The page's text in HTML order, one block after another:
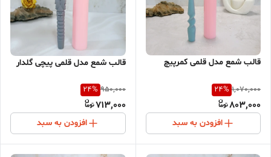
قالب شمع مدل قلمی کمرپیچ
1,070,000
24%
803,000
افزودن به سبد
قالب شمع مدل قلمی پیچی گلدار
950,000
24%
713,000
افزودن به سبد